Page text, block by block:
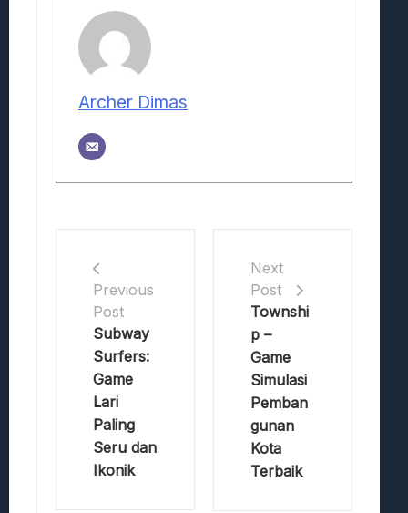
Archer Dimas
Previous
Post
Subway
Surfers:
Game
Lari
Paling
Seru dan
Ikonik
Next
Post
Townshi
p –
Game
Simulasi
Pemban
gunan
Kota
Terbaik